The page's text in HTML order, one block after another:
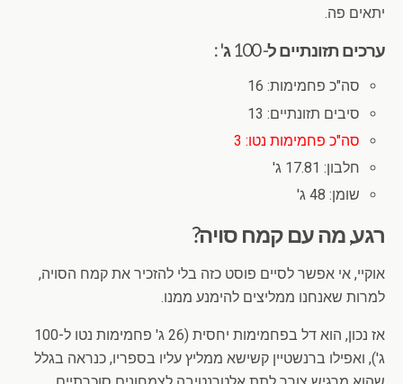
יתאים פה.
ערכים תזונתיים ל- 100 ג' :
סה"כ פחמימות: 16
סיבים תזונתיים: 13
סה"כ פחמימות נטו: 3
חלבון: 17.81 ג'
שומן: 48 ג'
רגע, מה עם קמח סויה?
אוקיי, אי אפשר לסיים פוסט כזה בלי להזכיר את קמח הסויה,
למרות שאנחנו ממליצים להימנע ממנו.
אז נכון, הוא דל בפחמימות יחסית (26 ג' פחמימות נטו ל-100
ג'), ואפילו ברנשטיין קשישא ממליץ עליו בספריו, כנראה בגלל